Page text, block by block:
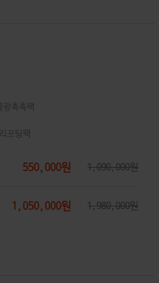
촉촉팩
프팅팩
550,000원 1,090,000원
1,050,000원 1,980,000원